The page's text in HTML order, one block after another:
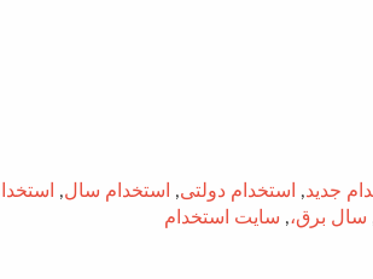
جدید, استخدام دولتی, استخدام سال,
سال برق،, سایت استخدام